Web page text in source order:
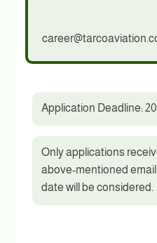
Application Deadline:
Only applications
above-mentioned
date will be considered.